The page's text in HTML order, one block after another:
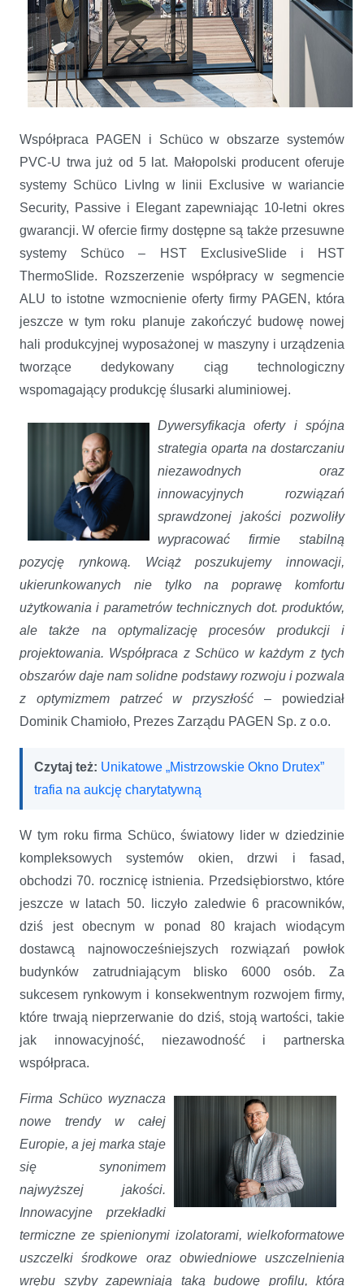
Współpraca PAGEN i Schüco w obszarze systemów
PVC-U trwa już od 5 lat. Małopolski producent oferuje
systemy Schüco LivIng w linii Exclusive w wariancie
Security, Passive i Elegant zapewniając 10-letni okres
gwarancji. W ofercie firmy dostępne są także przesuwne
systemy Schüco – HST ExclusiveSlide i HST
ThermoSlide. Rozszerzenie współpracy w segmencie
ALU to istotne wzmocnienie oferty firmy PAGEN, która
jeszcze w tym roku planuje zakończyć budowę nowej
hali produkcyjnej wyposażonej w maszyny i urządzenia
tworzące dedykowany ciąg technologiczny
wspomagający produkcję ślusarki aluminiowej.
Dywersyfikacja oferty i spójna
strategia oparta na dostarczaniu
niezawodnych oraz
innowacyjnych rozwiązań
sprawdzonej jakości pozwoliły
wypracować firmie stabilną
pozycję rynkową. Wciąż poszukujemy innowacji,
ukierunkowanych nie tylko na poprawę komfortu
użytkowania i parametrów technicznych dot. produktów,
ale także na optymalizację procesów produkcji i
projektowania. Współpraca z Schüco w każdym z tych
obszarów daje nam solidne podstawy rozwoju i pozwala
z optymizmem patrzeć w przyszłość – powiedział
Dominik Chamioło, Prezes Zarządu PAGEN Sp. z o.o.
Czytaj też: Unikatowe „Mistrzowskie Okno Drutex”
trafia na aukcję charytatywną
W tym roku firma Schüco, światowy lider w dziedzinie
kompleksowych systemów okien, drzwi i fasad,
obchodzi 70. rocznicę istnienia. Przedsiębiorstwo, które
jeszcze w latach 50. liczyło zaledwie 6 pracowników,
dziś jest obecnym w ponad 80 krajach wiodącym
dostawcą najnowocześniejszych rozwiązań powłok
budynków zatrudniającym blisko 6000 osób. Za
sukcesem rynkowym i konsekwentnym rozwojem firmy,
które trwają nieprzerwanie do dziś, stoją wartości, takie
jak innowacyjność, niezawodność i partnerska
współpraca.
Firma Schüco wyznacza
nowe trendy w całej
Europie, a jej marka staje
się synonimem
najwyższej jakości.
Innowacyjne przekładki
termiczne ze spienionymi izolatorami, wielkoformatowe
uszczelki środkowe oraz obwiedniowe uszczelnienia
wrębu szyby zapewniają taką budowę profilu, która